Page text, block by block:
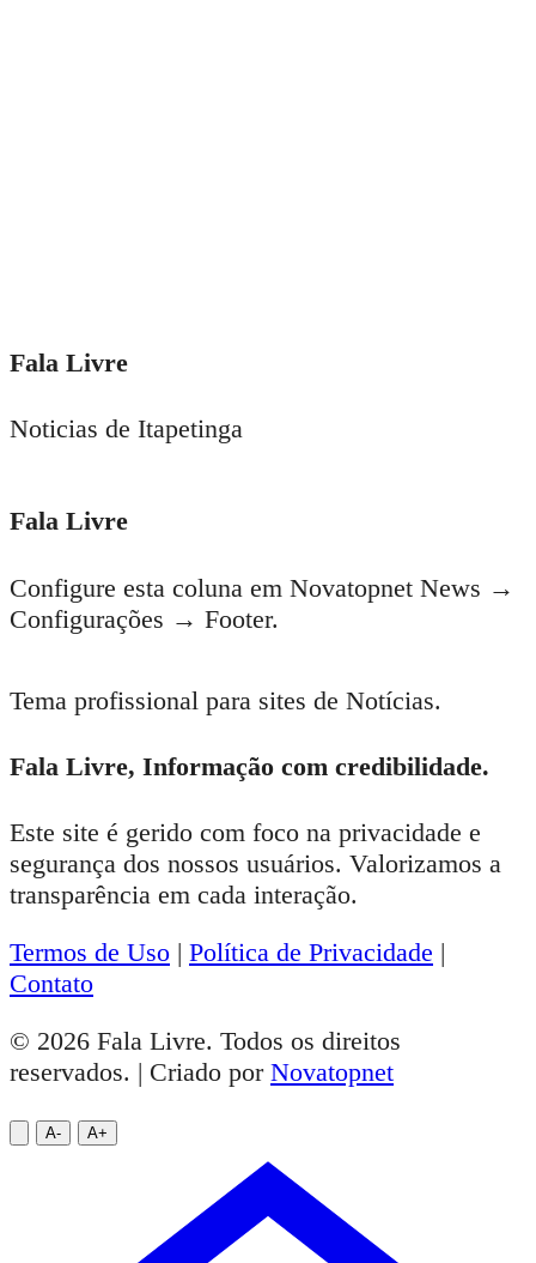
Fala Livre
Noticias de Itapetinga
Fala Livre
Configure esta coluna em Novatopnet News →
Configurações → Footer.
Tema profissional para sites de Notícias.
Fala Livre, Informação com credibilidade.
Este site é gerido com foco na privacidade e
segurança dos nossos usuários. Valorizamos a
transparência em cada interação.
Termos de Uso | Política de Privacidade |
Contato
© 2026 Fala Livre. Todos os direitos
reservados. | Criado por Novatopnet
A- A+